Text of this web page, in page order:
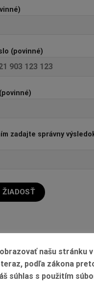
(povinné)
zadajte správny
našu stránku
podľa zákona
súhlas s použitím